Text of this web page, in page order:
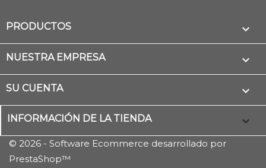
PRODUCTOS 
NUESTRA EMPRESA 
SU CUENTA 
INFORMACIÓN DE LA TIENDA keyboard_arrow_down
© 2026 - Software Ecommerce desarrollado por
PrestaShop™